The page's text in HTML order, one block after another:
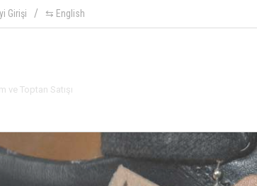
Girişi ⇆ English
ve Toptan Satışı